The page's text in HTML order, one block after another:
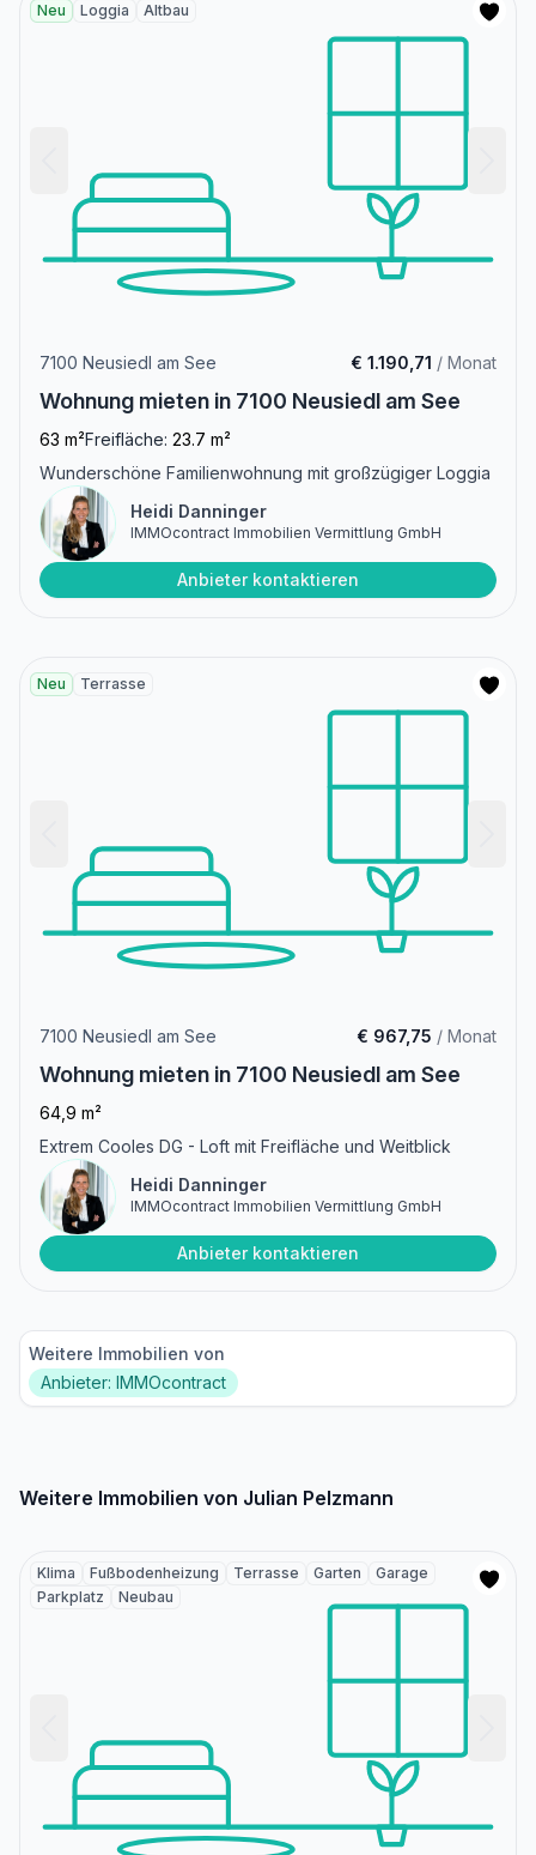
Neu Loggia Altbau
7100 Neusiedl am See € 1.190,71 / Monat
Wohnung mieten in 7100 Neusiedl am See
63 m²Freifläche: 23.7 m²
Wunderschöne Familienwohnung mit großzügiger Loggia
Heidi Danninger
IMMOcontract Immobilien Vermittlung GmbH
Anbieter kontaktieren
Neu Terrasse
7100 Neusiedl am See € 967,75 / Monat
Wohnung mieten in 7100 Neusiedl am See
64,9 m²
Extrem Cooles DG - Loft mit Freifläche und Weitblick
Heidi Danninger
IMMOcontract Immobilien Vermittlung GmbH
Anbieter kontaktieren
Weitere Immobilien von
Anbieter: IMMOcontract
Weitere Immobilien von Julian Pelzmann
Klima Fußbodenheizung Terrasse Garten
Garage
Parkplatz
Neubau